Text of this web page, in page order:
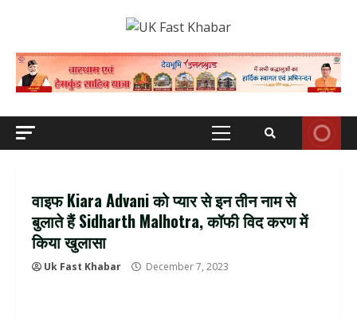
Primary
वाइफ Kiara Advani को प्यार से इन तीन नाम से
बुलाते हैं Sidharth Malhotra, कॉफी विद करण में
किया खुलासा
Uk Fast Khabar December 7, 2023